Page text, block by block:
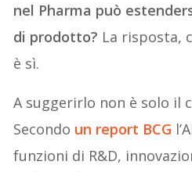
nel Pharma può
di prodotto? La risposta,
è sì.
A suggerirlo non è solo il
Secondo un report BCG
funzioni di R&D,